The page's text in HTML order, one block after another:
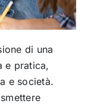
di una
e pratica,
e società.